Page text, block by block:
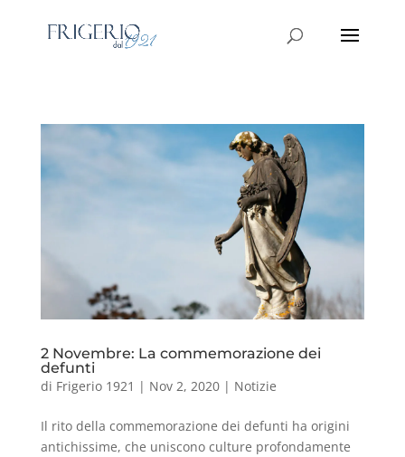
2 Novembre: La commemorazione dei
defunti
di Frigerio 1921 | Nov 2, 2020| Notizie
Il rito della commemorazione dei defunti ha origini
antichissime, che uniscono culture profondamente